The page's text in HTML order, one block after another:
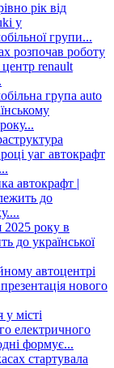
рік від
у
групи...
розпочав роботу
renault
група auto
уаг автокрафт
автокрафт |
до
2025 року в
до української
автоцентрі
нового
у місті
електричного
формує...
стартувала